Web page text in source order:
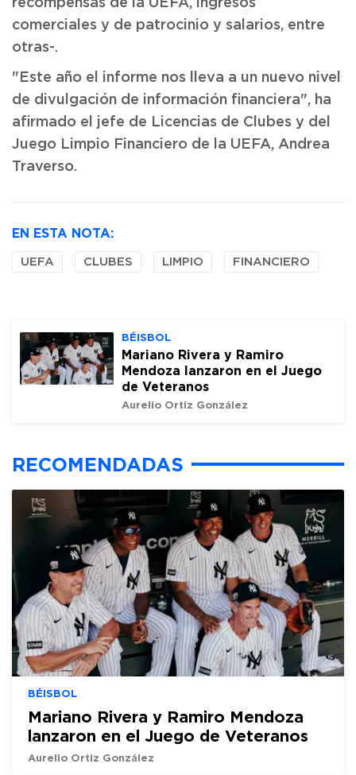
recompensas de la UEFA, ingresos
comerciales y de patrocinio y salarios, entre
otras-.
"Este año el informe nos lleva a un nuevo nivel
de divulgación de información financiera", ha
afirmado el jefe de Licencias de Clubes y del
Juego Limpio Financiero de la UEFA, Andrea
Traverso.
EN ESTA NOTA:
UEFA CLUBES LIMPIO FINANCIERO
BÉISBOL
Mariano Rivera y Ramiro
Mendoza lanzaron en el Juego
de Veteranos
Aurelio Ortiz González
RECOMENDADAS
BÉISBOL
Mariano Rivera y Ramiro Mendoza
lanzaron en el Juego de Veteranos
Aurelio Ortiz González